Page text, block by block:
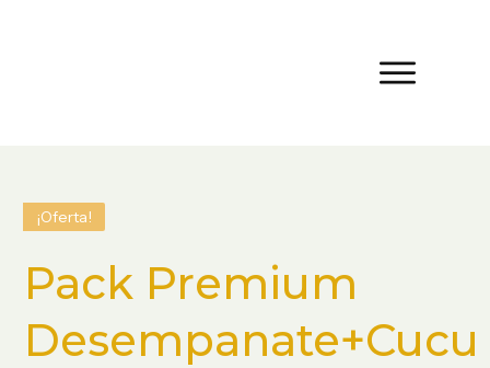
¡Oferta!
Pack Premium
Desempanate+Cucu